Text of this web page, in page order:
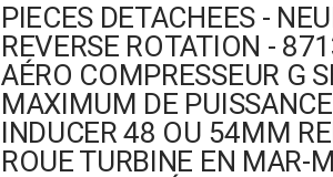
PIECES DETACHEES -
REVERSE ROTATION -
AÉRO COMPRESSEUR G
MAXIMUM DE
INDUCER 48 OU 54MM
ROUE TURBINE EN MAR-